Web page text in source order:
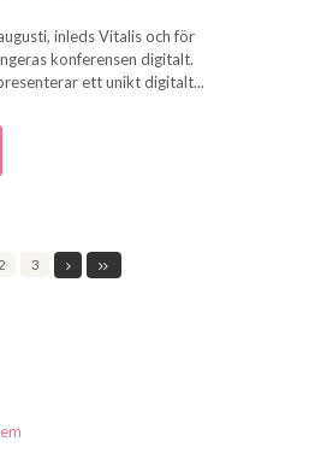
inleds Vitalis och för
konferensen digitalt.
ett unikt digitalt...
2 3